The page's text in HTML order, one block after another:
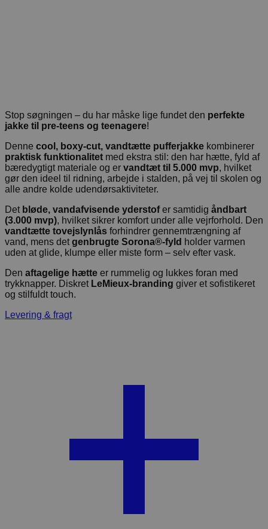
Stop søgningen – du har måske lige fundet den perfekte
jakke til pre-teens og teenagere!
Denne cool, boxy-cut, vandtætte pufferjakke kombinerer
praktisk funktionalitet med ekstra stil: den har hætte, fyld af
bæredygtigt materiale og er vandtæt til 5.000 mvp, hvilket
gør den ideel til ridning, arbejde i stalden, på vej til skolen og
alle andre kolde udendørsaktiviteter.
Det bløde, vandafvisende yderstofer samtidig åndbart
(3.000 mvp), hvilket sikrer komfort under alle vejrforhold. Den
vandtætte tovejslynlås forhindrer gennemtrængning af
vand, mens detgenbrugte Sorona®-fyld holder varmen
uden at glide, klumpe eller miste form – selv efter vask.
Den aftagelige hætte er rummelig og lukkes foran med
trykknapper. Diskret LeMieux-branding giver et sofistikeret
og stilfuldt touch.
Levering & fragt